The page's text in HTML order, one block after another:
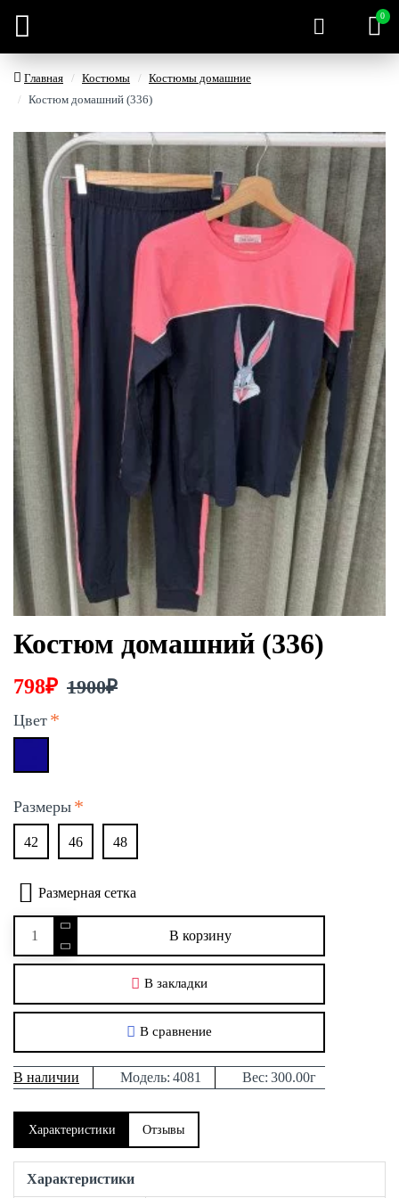
0
Главная Костюмы
Костюмы домашние
Костюм домашний (336)
Костюм домашний (336)
В наличии Модель: 4081 Вес: 300.00г
798₽ 1900₽
Цвет
Размеры
42 46 48
В корзину
В закладки
В сравнение
Размерная сетка
Характеристики Отзывы
Характеристики